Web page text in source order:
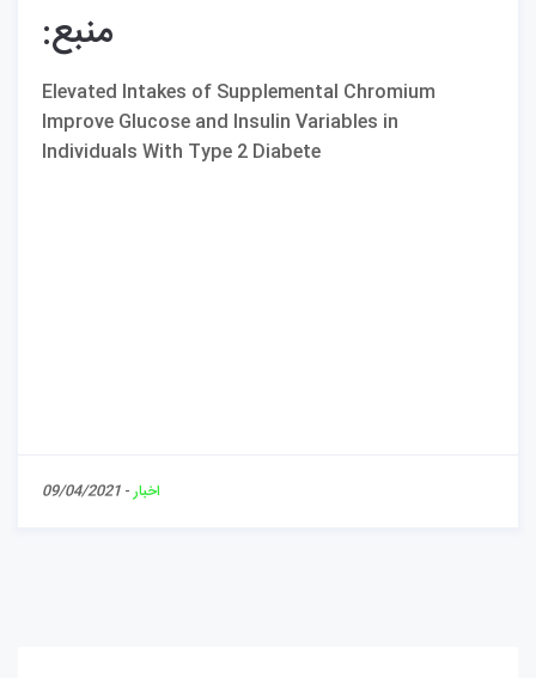
منبع:
Elevated Intakes of Supplemental Chromium
Improve Glucose and Insulin Variables in
Individuals With Type 2 Diabete
اخبار -
09/04/2021